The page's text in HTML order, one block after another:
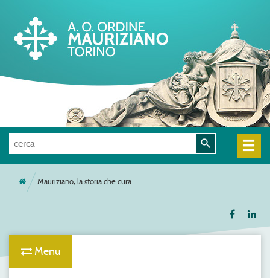
Mauriziano, la storia che cura
Menu